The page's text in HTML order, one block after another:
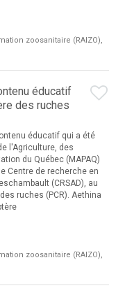
zoosanitaire (RAIZO),
éducatif
des ruches
éducatif qui a été
l'Agriculture, des
du Québec (MAPAQ)
Centre de recherche en
(CRSAD), au
ruches (PCR). Aethina
zoosanitaire (RAIZO),